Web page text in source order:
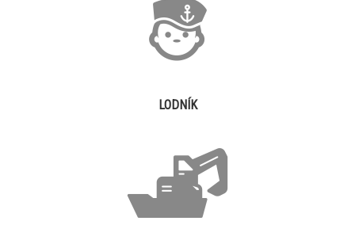
LODNÍK